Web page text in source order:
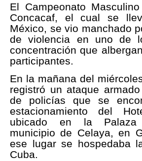
El Campeonato
Concacaf, el cual se
México, se vio manchado
de violencia en uno de
concentración que
participantes.
En la mañana del
registró un ataque
de policías que se
estacionamiento del
ubicado en la Palaza
municipio de Celaya, en
ese lugar se hospedaba
Cuba.